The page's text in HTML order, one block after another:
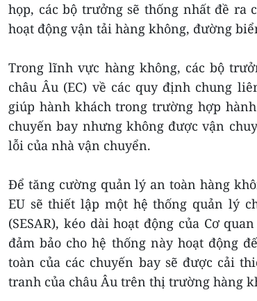
họp, các bộ trưởng sẽ thống nhất đề ra
hoạt động vận tải hàng không, đường
Trong lĩnh vực hàng không, các bộ
châu Âu (EC) về các quy định chung
giúp hành khách trong trường hợp
chuyến bay nhưng không được vận
lỗi của nhà vận chuyển.
Để tăng cường quản lý an toàn hàng
EU sẽ thiết lập một hệ thống quản lý
(SESAR), kéo dài hoạt động của Cơ
đảm bảo cho hệ thống này hoạt động
toàn của các chuyến bay sẽ được cải
tranh của châu Âu trên thị trường hàng